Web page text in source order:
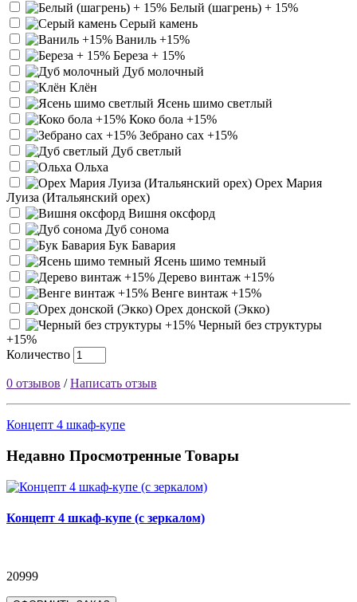
Белый (шагрень) + 15%
Серый камень
Ваниль +15%
Береза + 15%
Дуб молочный
Клён
Ясень шимо светлый
Коко бола +15%
Зебрано сах +15%
Дуб светлый
Ольха
Орех Мария
Луиза (Итальянский орех)
Вишня оксфорд
Дуб сонома
Бук Бавария
Ясень шимо темный
Дерево винтаж +15%
Венге винтаж +15%
Орех донской (Экко)
Черный без структуры
+15%
Количество
0 отзывов /Написать отзыв
Концепт 4 шкаф-купе
Недавно Просмотренные Товары
Концепт 4 шкаф-купе (с зеркалом)
20999